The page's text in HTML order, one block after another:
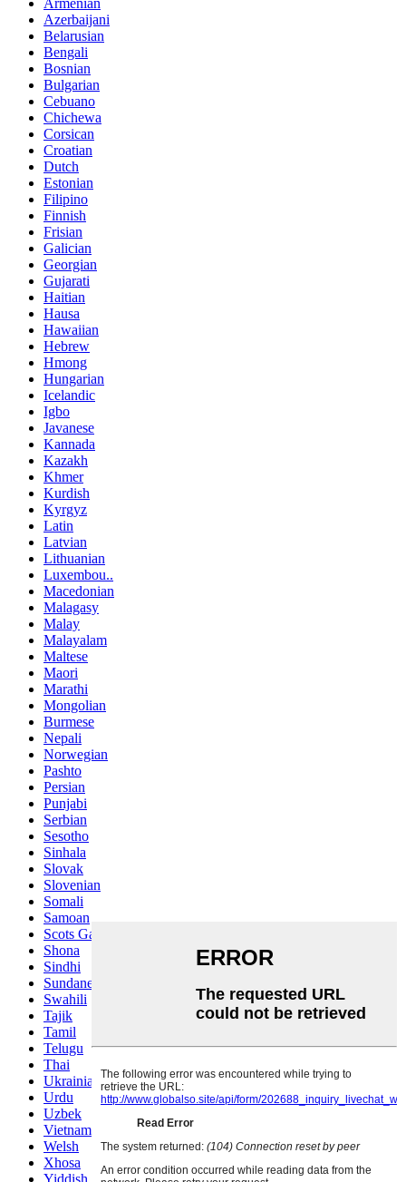
Armenian
Azerbaijani
Belarusian
Bengali
Bosnian
Bulgarian
Cebuano
Chichewa
Corsican
Croatian
Dutch
Estonian
Filipino
Finnish
Frisian
Galician
Georgian
Gujarati
Haitian
Hausa
Hawaiian
Hebrew
Hmong
Hungarian
Icelandic
Igbo
Javanese
Kannada
Kazakh
Khmer
Kurdish
Kyrgyz
Latin
Latvian
Lithuanian
Luxembou..
Macedonian
Malagasy
Malay
Malayalam
Maltese
Maori
Marathi
Mongolian
Burmese
Nepali
Norwegian
Pashto
Persian
Punjabi
Serbian
Sesotho
Sinhala
Slovak
Slovenian
Somali
Samoan
Scots Gaelic
Shona
Sindhi
Sundanese
Swahili
Tajik
Tamil
Telugu
Thai
Ukrainian
Urdu
Uzbek
Vietnamese
Welsh
Xhosa